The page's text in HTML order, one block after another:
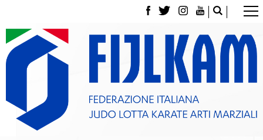
La Federazione
Tesseramento
Contatti
Norme e modulistica Affiliazioni e Tesseramenti
Classifica Società Sportive con più di 100 atleti
tesserati